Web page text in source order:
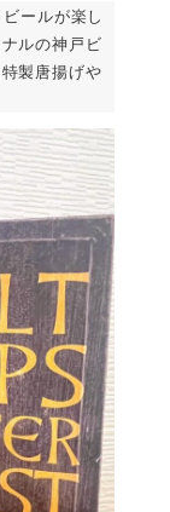
ールが楽し
ルの神戸ビ
製唐揚げや